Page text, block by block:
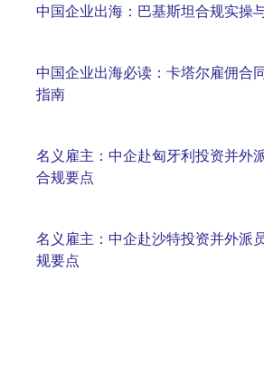
中国企业出海：巴基斯坦合规实操
中国企业出海必读：卡塔尔雇佣合
指南
名义雇主：中企赴匈牙利投资并外
合规要点
名义雇主：中企赴沙特投资并外派
规要点